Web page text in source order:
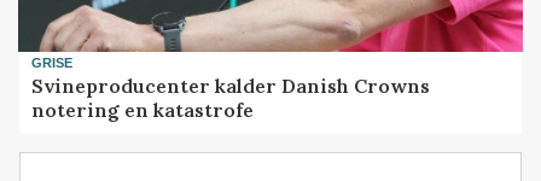
GRISE
Svineproducenter kalder Danish Crowns
notering en katastrofe